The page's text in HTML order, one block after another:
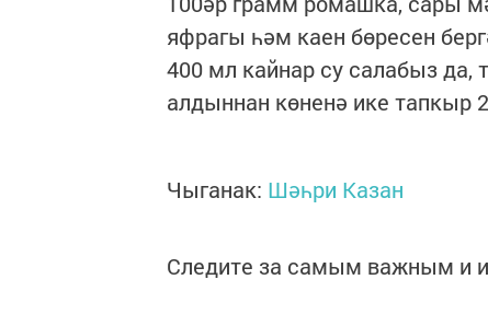
яфрагы һәм каен бөресен
400 мл кайнар су салабыз
алдыннан көненә ике тапкыр
Чыганак: Шәһри Казан
Следите за самым важным и